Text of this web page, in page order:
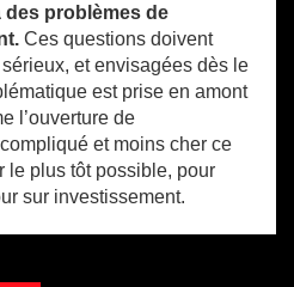
problèmes de
Ces questions doivent
et envisagées dès le
est prise en amont
l’ouverture de
et moins cher ce
le plus tôt possible, pour
sur investissement.